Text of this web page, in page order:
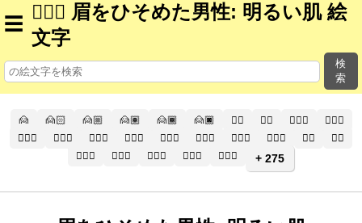
☰
🙍🏻‍♂️ 眉をひそめた男性: 明るい肌 絵
文字
検
索
🙍 🙍🏻 🙍🏼 🙍🏽 🙍🏾 🙍🏿 🙍‍♂️ 🙍‍♂ 🙍🏻‍♂️
🙍🏻‍♂
🙍🏼‍♂️
🙍🏼‍♂ 🙍🏽‍♂️ 🙍🏽‍♂ 🙍🏾‍♂️ 🙍🏾‍♂ 🙍🏿‍♂️ 🙍🏿‍♂ 🙍‍♀️
🙍‍♀
🙍🏻‍♀️
🙍🏻‍♀ 🙍🏼‍♀️ 🙍🏼‍♀ 🙍🏽‍♀️ + 275